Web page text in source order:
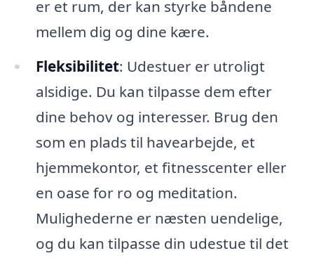
er et rum, der kan styrke båndene
mellem dig og dine kære.
Fleksibilitet: Udestuer er utroligt
alsidige. Du kan tilpasse dem efter
dine behov og interesser. Brug den
som en plads til havearbejde, et
hjemmekontor, et fitnesscenter eller
en oase for ro og meditation.
Mulighederne er næsten uendelige,
og du kan tilpasse din udestue til det